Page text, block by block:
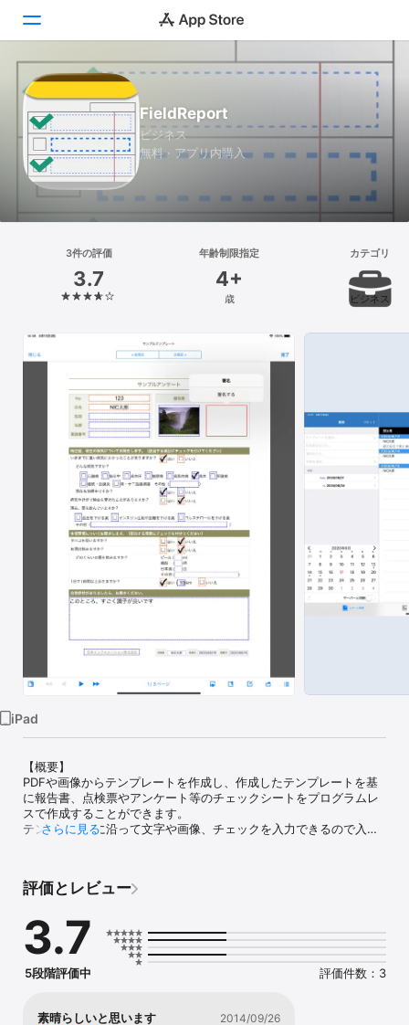
ゲーム
検索
プラットフォーム
iPhone
iPad
Mac
FieldReport
ビジネス
無料 · アプリ内購入
3件の評価
3.7
年齢制限指定
4+
歳
カテゴリ
ビジネス
iPad
【概要】
PDFや画像からテンプレートを作成し、作成したテンプレートを基
に報告書、点検票やアンケート等のチェックシートをプログラムレ
スで作成することができます。
テンプレートに沿って文字や画像、チェックを入力できるので入力
【主な特徴】
* 項目定義できる項目の種類は以下の15通りです
  チェック／数値／カウンタ／文字列／選択／日付・時刻／電話番号
／手書き／写真撮影／音声メモ／PDF添付／外部ファイル連携／添
付ファイル表示（動画再生・ドキュメント・音声再生）／URL参照
／コメント表示／固定値表示
  グループボックス／一括チェック／計算項目／入力ロック／カーボ
さらに見る
評価とレビュー
3.7
5段階評価中 評価件数：3
素晴らしいと思います
2014/09/26